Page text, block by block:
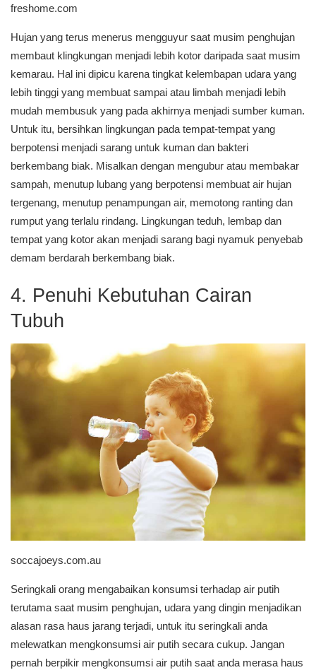
freshome.com
Hujan yang terus menerus mengguyur saat musim penghujan
membaut klingkungan menjadi lebih kotor daripada saat musim
kemarau. Hal ini dipicu karena tingkat kelembapan udara yang
lebih tinggi yang membuat sampai atau limbah menjadi lebih
mudah membusuk yang pada akhirnya menjadi sumber kuman.
Untuk itu, bersihkan lingkungan pada tempat-tempat yang
berpotensi menjadi sarang untuk kuman dan bakteri
berkembang biak. Misalkan dengan mengubur atau membakar
sampah, menutup lubang yang berpotensi membuat air hujan
tergenang, menutup penampungan air, memotong ranting dan
rumput yang terlalu rindang. Lingkungan teduh, lembap dan
tempat yang kotor akan menjadi sarang bagi nyamuk penyebab
demam berdarah berkembang biak.
4. Penuhi Kebutuhan Cairan
Tubuh
soccajoeys.com.au
Seringkali orang mengabaikan konsumsi terhadap air putih
terutama saat musim penghujan, udara yang dingin menjadikan
alasan rasa haus jarang terjadi, untuk itu seringkali anda
melewatkan mengkonsumsi air putih secara cukup. Jangan
pernah berpikir mengkonsumsi air putih saat anda merasa haus